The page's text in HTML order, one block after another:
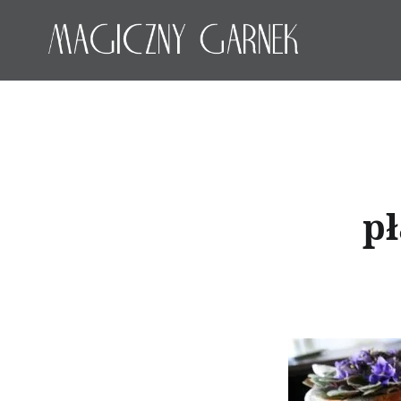
Magiczny Garnek